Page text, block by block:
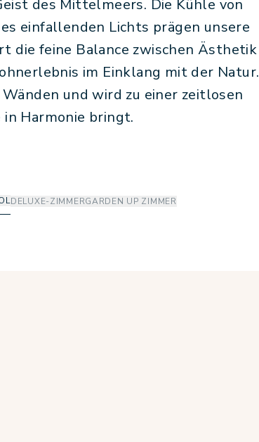
des Mittelmeers. Die Kühle von
einfallenden Lichts prägen unsere
die feine Balance zwischen Ästhetik
im Einklang mit der Natur.
und wird zu einer zeitlosen
in Harmonie bringt.
DELUXE-ZIMMERGARDEN UP ZIMMER